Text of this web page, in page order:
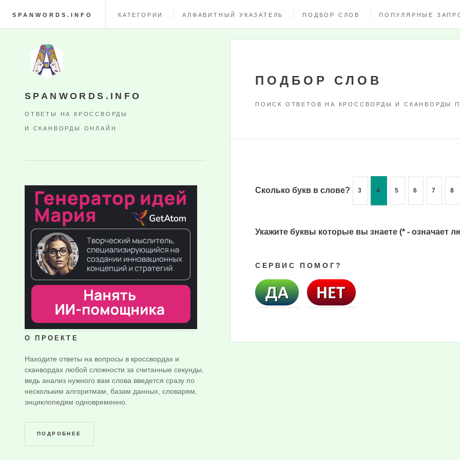
SPANWORDS.INFO КАТЕГОРИИ АЛФАВИТНЫЙ УКАЗАТЕЛЬ ПОДБОР СЛОВ ПОПУЛЯРНЫЕ
ПОДБОР СЛОВ
ПОИСК ОТВЕТОВ НА КРОССВОРДЫ И СКАНВОРДЫ
Сколько букв в слове? 3 4 5 6 7 8
Укажите буквы которые вы знаете (* - означает
СЕРВИС ПОМОГ?
SPANWORDS.INFO
ОТВЕТЫ НА КРОССВОРДЫ
И СКАНВОРДЫ ОНЛАЙН
О ПРОЕКТЕ
Находите ответы на вопросы в кроссвордах и
сканвордах любой сложности за считанные секунды,
ведь анализ нужного вам слова введется сразу по
нескольким алгоритмам, базам данных, словарям,
энциклопедям одновременно.
ПОДРОБНЕЕ